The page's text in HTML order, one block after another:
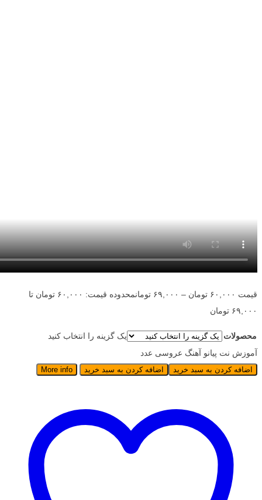
قیمت ۶۰,۰۰۰ تومان – ۶۹,۰۰۰ تومان
محدوده قیمت: ۶۰,۰۰۰ تومان تا
۶۹,۰۰۰ تومان
محصولات
یک گزینه را انتخاب کنید
آموزش نت پیانو آهنگ عروسی عدد
اضافه کردن به سبد خرید اضافه کردن به سبد خرید More info